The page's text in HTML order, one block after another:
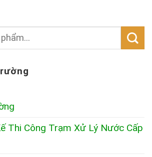
Thi Công Trạm Xử Lý Nước Cấp